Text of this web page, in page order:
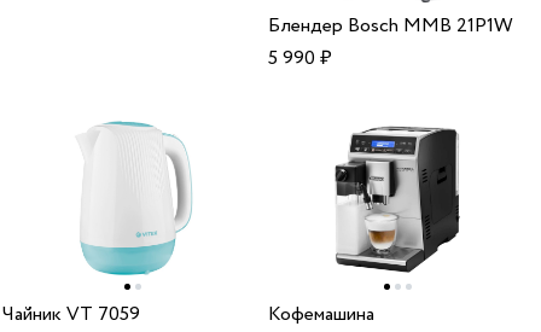
Блендер Bosch MMB 21P1W
5 990₽
Чайник VT 7059
Кофемашина